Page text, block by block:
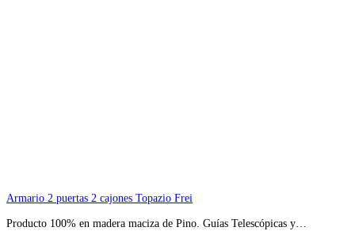
Armario 2 puertas 2 cajones Topazio Frei
Producto 100% en madera maciza de Pino. Guías Telescópicas y…